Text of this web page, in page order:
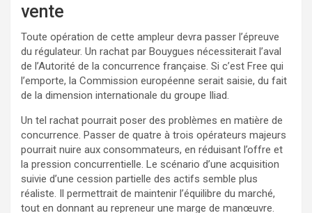
vente
Toute opération de cette ampleur devra passer l’épreuve
du régulateur. Un rachat par Bouygues nécessiterait l’aval
de l’Autorité de la concurrence française. Si c’est Free qui
l’emporte, la Commission européenne serait saisie, du fait
de la dimension internationale du groupe Iliad.
Un tel rachat pourrait poser des problèmes en matière de
concurrence. Passer de quatre à trois opérateurs majeurs
pourrait nuire aux consommateurs, en réduisant l’offre et
la pression concurrentielle. Le scénario d’une acquisition
suivie d’une cession partielle des actifs semble plus
réaliste. Il permettrait de maintenir l’équilibre du marché,
tout en donnant au repreneur une marge de manœuvre.